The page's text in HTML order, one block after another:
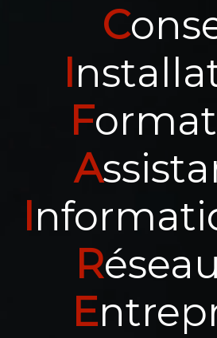
C
I
F
A
I
R
E